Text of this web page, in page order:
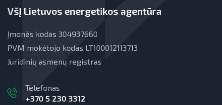
VšĮ Lietuvos energetikos agentūra
Įmonės kodas 304937660
PVM mokėtojo kodas LT100012113713
Juridinių asmenų registras
Telefonas
+370 5 230 3312